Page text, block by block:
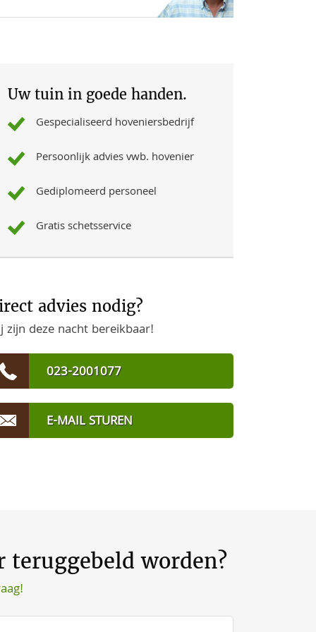
Uw tuin in goede handen.
Gespecialiseerd hoveniersbedrijf
Persoonlijk advies vwb. hovenier
Gediplomeerd personeel
Gratis schetsservice
advies nodig?
zijn deze nacht bereikbaar!
023-2001077
E-MAIL STUREN
teruggebeld worden?